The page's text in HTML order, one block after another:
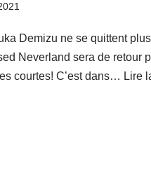
Demizu ne se quittent
Neverland sera de retour
courtes! C’est dans… Lire